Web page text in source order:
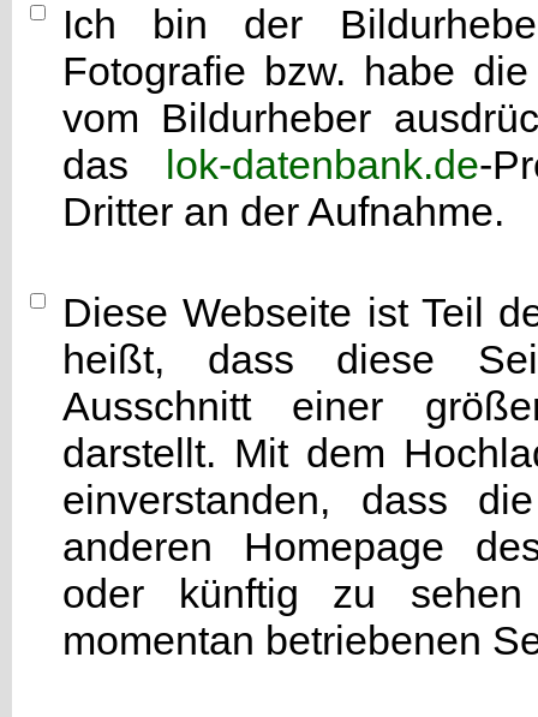
Ich bin der
Fotografie bzw. habe
vom Bildurheber
das lok-datenbank.de-
Dritter an der Aufnahme.
Diese Webseite ist Teil
heißt, dass diese
Ausschnitt einer
darstellt. Mit dem
einverstanden, dass
anderen Homepage
oder künftig zu
momentan betriebenen